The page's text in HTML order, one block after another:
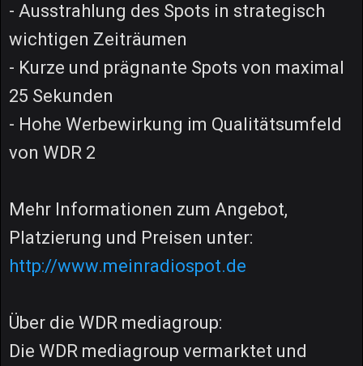
- Ausstrahlung des Spots in strategisch
wichtigen Zeiträumen
- Kurze und prägnante Spots von maximal
25 Sekunden
- Hohe Werbewirkung im Qualitätsumfeld
von WDR 2
Mehr Informationen zum Angebot,
Platzierung und Preisen unter:
http://www.meinradiospot.de
Über die WDR mediagroup:
Die WDR mediagroup vermarktet und